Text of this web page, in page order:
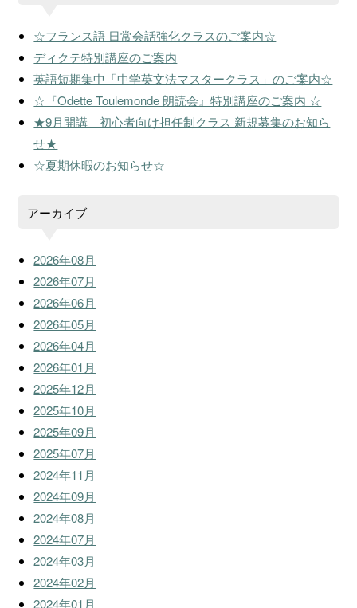
☆フランス語 日常会話強化クラスのご案内☆
ディクテ特別講座のご案内
英語短期集中「中学英文法マスタークラス」のご案内☆
☆『Odette Toulemonde 朗読会』特別講座のご案内 ☆
★9月開講 初心者向け担任制クラス 新規募集のお知ら
せ★
☆夏期休暇のお知らせ☆
アーカイブ
2026年08月
2026年07月
2026年06月
2026年05月
2026年04月
2026年01月
2025年12月
2025年10月
2025年09月
2025年07月
2024年11月
2024年09月
2024年08月
2024年07月
2024年03月
2024年02月
2024年01月